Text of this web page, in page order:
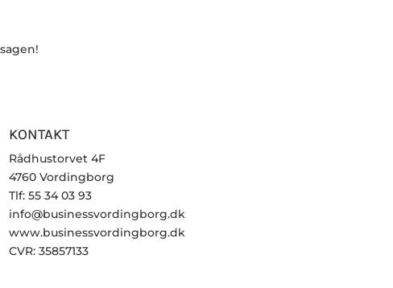
KONTAKT
Rådhustorvet 4F
4760 Vordingborg
Tlf: 55 34 03 93
info@businessvordingborg.dk
www.businessvordingborg.dk
CVR: 35857133